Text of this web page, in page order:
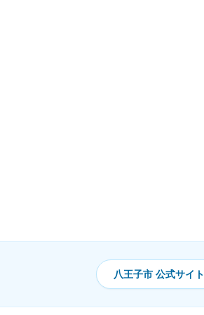
八王子市 公式サイト